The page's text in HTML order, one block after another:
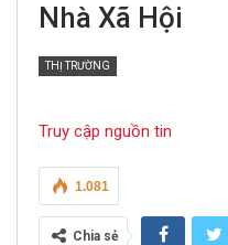
Nhà Xã Hội
THỊ TRƯỜNG
Truy cập nguồn tin
1.081
Chia sẻ